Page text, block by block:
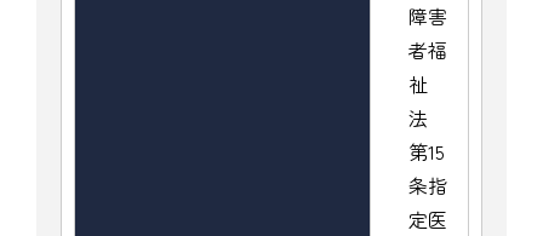
障害
者福
祉
法
第15
条指
定医